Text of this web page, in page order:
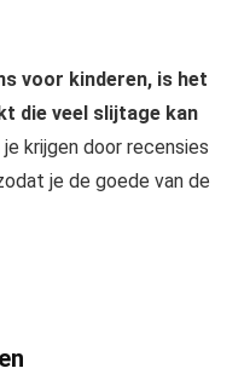
voor kinderen, is het
die veel slijtage kan
krijgen door recensies
je de goede van de